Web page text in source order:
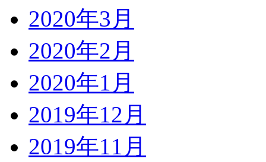
2020年3月
2020年2月
2020年1月
2019年12月
2019年11月